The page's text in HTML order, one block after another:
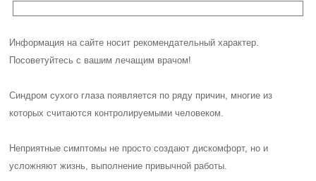
Информация на сайте носит рекомендательный характер.
Посоветуйтесь с вашим лечащим врачом!
Синдром сухого глаза появляется по ряду причин, многие из
которых считаются контролируемыми человеком.
Неприятные симптомы не просто создают дискомфорт, но и
усложняют жизнь, выполнение привычной работы.